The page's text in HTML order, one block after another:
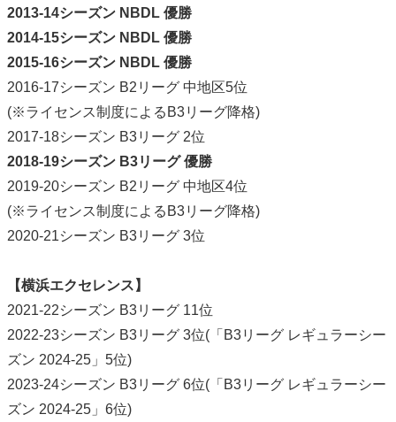
2013-14シーズン NBDL 優勝
2014-15シーズン NBDL 優勝
2015-16シーズン NBDL 優勝
2016-17シーズン B2リーグ 中地区5位
(※ライセンス制度によるB3リーグ降格)
2017-18シーズン B3リーグ 2位
2018-19シーズン B3リーグ 優勝
2019-20シーズン B2リーグ 中地区4位
(※ライセンス制度によるB3リーグ降格)
2020-21シーズン B3リーグ 3位
【横浜エクセレンス】
2021-22シーズン B3リーグ 11位
2022-23シーズン B3リーグ 3位(「B3リーグ レギュラーシー
ズン 2024-25」5位)
2023-24シーズン B3リーグ 6位(「B3リーグ レギュラーシー
ズン 2024-25」6位)